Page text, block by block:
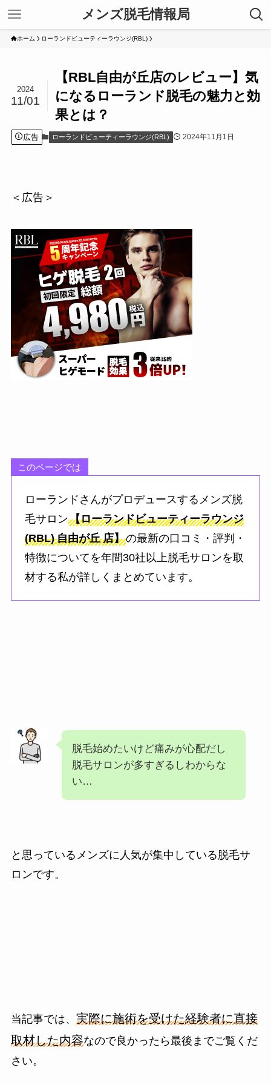
メンズ脱毛情報局
ホーム ローランドビューティーラウンジ(RBL)
【RBL自由が丘店のレビュー】気
になるローランド脱毛の魅力と効
果とは？
2024
11/01
広告 ローランドビューティーラウンジ(RBL) 2024年11月1日
＜広告＞
このページでは
ローランドさんがプロデュースするメンズ脱
毛サロン【ローランドビューティーラウンジ
(RBL) 自由が丘 店】の最新の口コミ・評判・
特徴についてを年間30社以上脱毛サロンを取
材する私が詳しくまとめています。
脱毛始めたいけど痛みが心配だし
脱毛サロンが多すぎるしわからな
い…
と思っているメンズに人気が集中している脱毛サ
ロンです。
当記事では、 実際に施術を受けた経験者に直接
取材した内容なので良かったら最後までご覧くだ
さい。